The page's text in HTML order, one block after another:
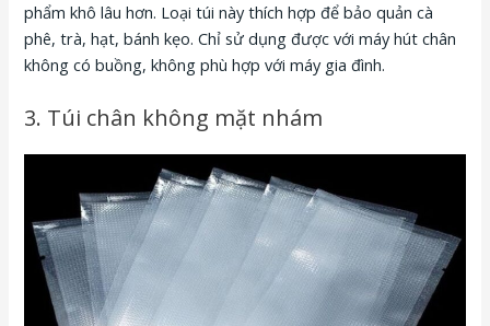
phẩm khô lâu hơn. Loại túi này thích hợp để bảo quản cà
phê, trà, hạt, bánh kẹo. Chỉ sử dụng được với máy hút chân
không có buồng, không phù hợp với máy gia đình.
3. Túi chân không mặt nhám